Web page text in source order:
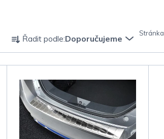
Stránka
Ř
a
z
e
n
Řadit podle:Doporučujeme